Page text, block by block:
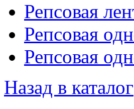
Репсовая
Репсовая
Репсовая
Назад в каталог